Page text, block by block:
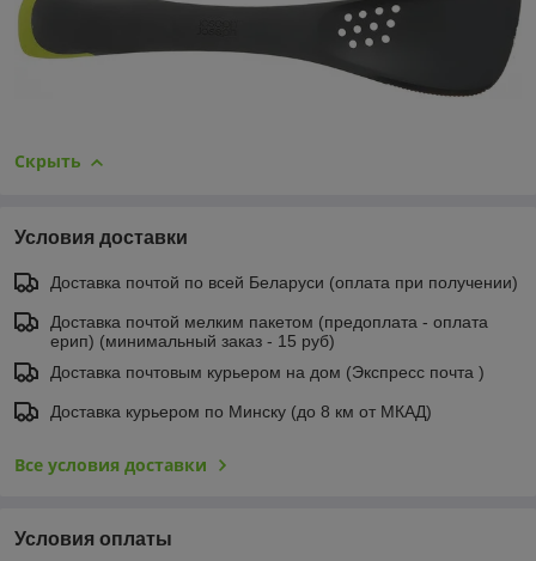
Скрыть
Условия доставки
Доставка почтой по всей Беларуси (оплата при получении)
Доставка почтой мелким пакетом (предоплата - оплата
ерип) (минимальный заказ - 15 руб)
Доставка почтовым курьером на дом (Экспресс почта )
Доставка курьером по Минску (до 8 км от МКАД)
Все условия доставки
Условия оплаты